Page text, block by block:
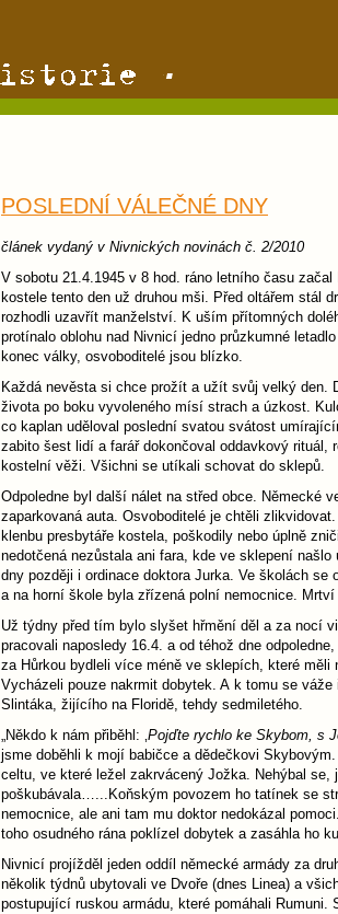
POSLEDNÍ VÁLEČNÉ DNY
článek vydaný v Nivnických novinách č. 2/2010
V sobotu 21.4.1945 v 8 hod. ráno letního času
kostele tento den už druhou mši. Před oltářem stál
rozhodli uzavřít manželství. K uším přítomných
protínalo oblohu nad Nivnicí jedno průzkumné
konec války, osvoboditelé jsou blízko.
Každá nevěsta si chce prožít a užít svůj velký den.
života po boku vyvoleného mísí strach a úzkost.
co kaplan uděloval poslední svatou svátost
zabito šest lidí a farář dokončoval oddavkový rituál,
kostelní věži. Všichni se utíkali schovat do sklepů.
Odpoledne byl další nálet na střed obce. Německé
zaparkovaná auta. Osvoboditelé je chtěli
klenbu presbytáře kostela, poškodily nebo úplně
nedotčená nezůstala ani fara, kde ve sklepení
dny později i ordinace doktora Jurka. Ve školách se
a na horní škole byla zřízená polní nemocnice.
Už týdny před tím bylo slyšet hřmění děl a za nocí
pracovali naposledy 16.4. a od téhož dne
za Hůrkou bydleli více méně ve sklepích, které měli
Vycházeli pouze nakrmit dobytek. A k tomu se
Slintáka, žijícího na Floridě, tehdy sedmiletého.
„Někdo k nám přiběhl: ‚Pojďte rychlo ke Skybom, s
jsme doběhli k mojí babičce a dědečkovi
celtu, ve které ležel zakrvácený Jožka. Nehýbal se,
poškubávala….­..Koňským povozem ho tatínek se
nemocnice, ale ani tam mu doktor nedokázal
toho osudného rána poklízel dobytek a zasáhla ho
Nivnicí projížděl jeden oddíl německé armády za
několik týdnů ubytovali ve Dvoře (dnes Linea) a
postupující ruskou armádu, které pomáhali Rumuni.